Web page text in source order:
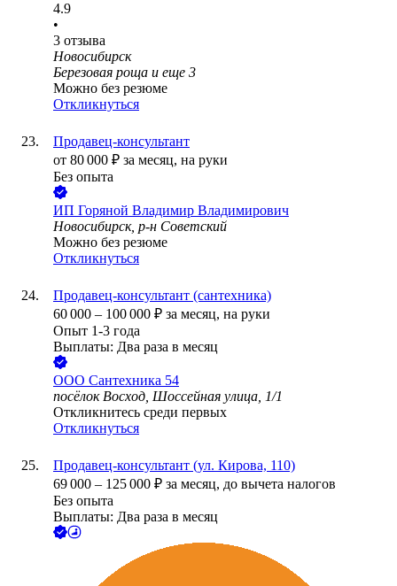
4.9
•
3 отзыва
Новосибирск
Березовая роща и еще 3
Можно без резюме
Откликнуться
Продавец-консультант
от 80 000 ₽ за месяц, на руки
Без опыта
ИП Горяной Владимир Владимирович
Новосибирск, р-н Советский
Можно без резюме
Откликнуться
Продавец-консультант (сантехника)
60 000 – 100 000 ₽ за месяц, на руки
Опыт 1-3 года
Выплаты: Два раза в месяц
ООО Сантехника 54
посёлок Восход, Шоссейная улица, 1/1
Откликнитесь среди первых
Откликнуться
Продавец-консультант (ул. Кирова, 110)
69 000 – 125 000 ₽ за месяц, до вычета налогов
Без опыта
Выплаты: Два раза в месяц